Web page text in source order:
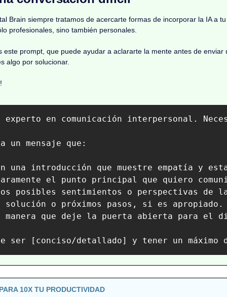
Brain siempre tratamos de acercarte formas de incorporar la IA a
profesionales, sino también personales.
este prompt, que puede ayudar a aclararte la mente antes de enviar
algo por solucionar.
experto en comunicación interpersonal.
un mensaje que:
una introducción que muestre empatía y
el punto principal que quiero
posibles sentimientos o perspectivas de
solución o próximos pasos, si es apropiado.
manera que deje la puerta abierta para el
ser [conciso/detallado] y tener un
10X TU PRODUCTIVIDAD